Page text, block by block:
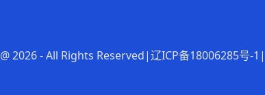
@ 2026 - All Rights Reserved|辽ICP备18006285号-1 |